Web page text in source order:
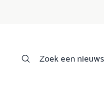
Zoek een